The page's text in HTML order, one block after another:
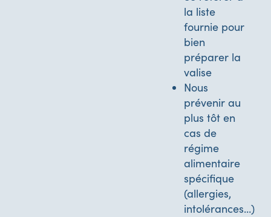
la liste
fournie pour
bien
préparer la
valise
Nous
prévenir au
plus tôt en
cas de
régime
alimentaire
spécifique
(allergies,
intolérances…)